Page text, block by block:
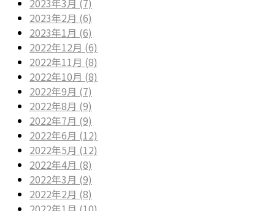
2023年3月 (7)
2023年2月 (6)
2023年1月 (6)
2022年12月 (6)
2022年11月 (8)
2022年10月 (8)
2022年9月 (7)
2022年8月 (9)
2022年7月 (9)
2022年6月 (12)
2022年5月 (12)
2022年4月 (8)
2022年3月 (9)
2022年2月 (8)